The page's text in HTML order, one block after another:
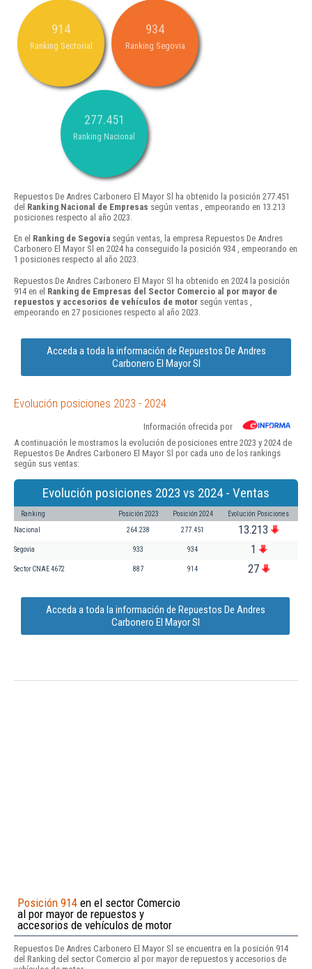
914
Ranking Sectorial
934
Ranking Segovia
277.451
Ranking Nacional
Repuestos De Andres Carbonero El Mayor Sl ha obtenido la posición 277.451
del Ranking Nacional de Empresas según ventas , empeorando en 13.213
posiciones respecto al año 2023.
En el Ranking de Segovia según ventas, la empresa Repuestos De Andres
Carbonero El Mayor Sl en 2024 ha conseguido la posición 934 , empeorando en
1 posiciones respecto al año 2023.
Repuestos De Andres Carbonero El Mayor Sl ha obtenido en 2024 la posición
914 en el Ranking de Empresas del Sector Comercio al por mayor de
repuestos y accesorios de vehículos de motor según ventas ,
empeorando en 27 posiciones respecto al año 2023.
Acceda a toda la información de Repuestos De Andres
Carbonero El Mayor Sl
Evolución posiciones 2023 - 2024
Información ofrecida por
A continuación le mostramos la evolución de posiciones entre 2023 y 2024 de
Repuestos De Andres Carbonero El Mayor Sl por cada uno de los rankings
según sus ventas:
Evolución posiciones 2023 vs 2024 - Ventas
Ranking Posición 2023 Posición 2024 Evolución Posiciones
Nacional 264.238 277.451 13.213
Segovia 933 934 1
Sector CNAE 4672 887 914 27
Acceda a toda la información de Repuestos De Andres
Carbonero El Mayor Sl
Posición 914 en el sector Comercio
al por mayor de repuestos y
accesorios de vehículos de motor
Repuestos De Andres Carbonero El Mayor Sl se encuentra en la posición 914
del Ranking del sector Comercio al por mayor de repuestos y accesorios de